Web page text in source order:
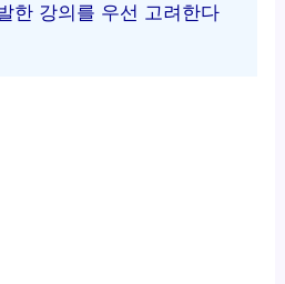
한 강의를 우선 고려한다